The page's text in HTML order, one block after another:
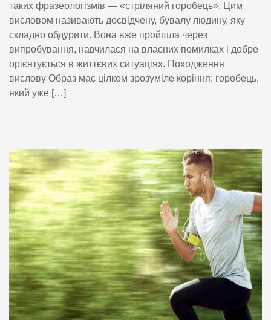
таких фразеологізмів — «стріляний горобець». Цим
висловом називають досвідчену, бувалу людину, яку
складно обдурити. Вона вже пройшла через
випробування, навчилася на власних помилках і добре
орієнтується в життєвих ситуаціях. Походження
вислову Образ має цілком зрозуміле коріння: горобець,
який уже […]